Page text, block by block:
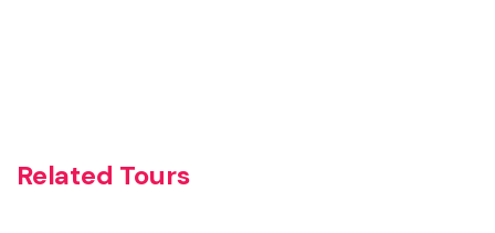
Related Tours